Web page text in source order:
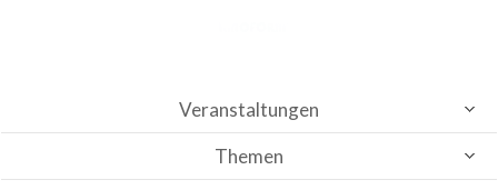
Veranstaltungen
Themen